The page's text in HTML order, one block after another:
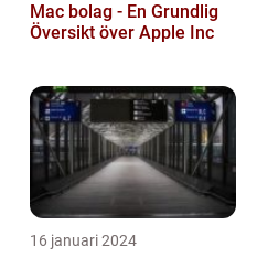
Mac bolag - En Grundlig
Översikt över Apple Inc
16 januari 2024